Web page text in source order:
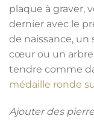
plaque à graver,
dernier avec le
de naissance,
cœur ou un
tendre comme
médaille ronde
Ajouter des